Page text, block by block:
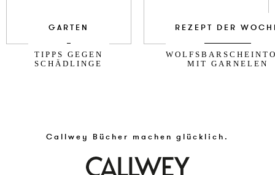
GARTEN
TIPPS GEGEN
SCHÄDLINGE
REZEPT DER
MIT GARNELEN
Callwey Bücher machen glücklich.